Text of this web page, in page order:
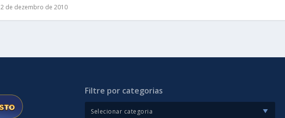
2 de dezembro de 2010
Filtre por categorias